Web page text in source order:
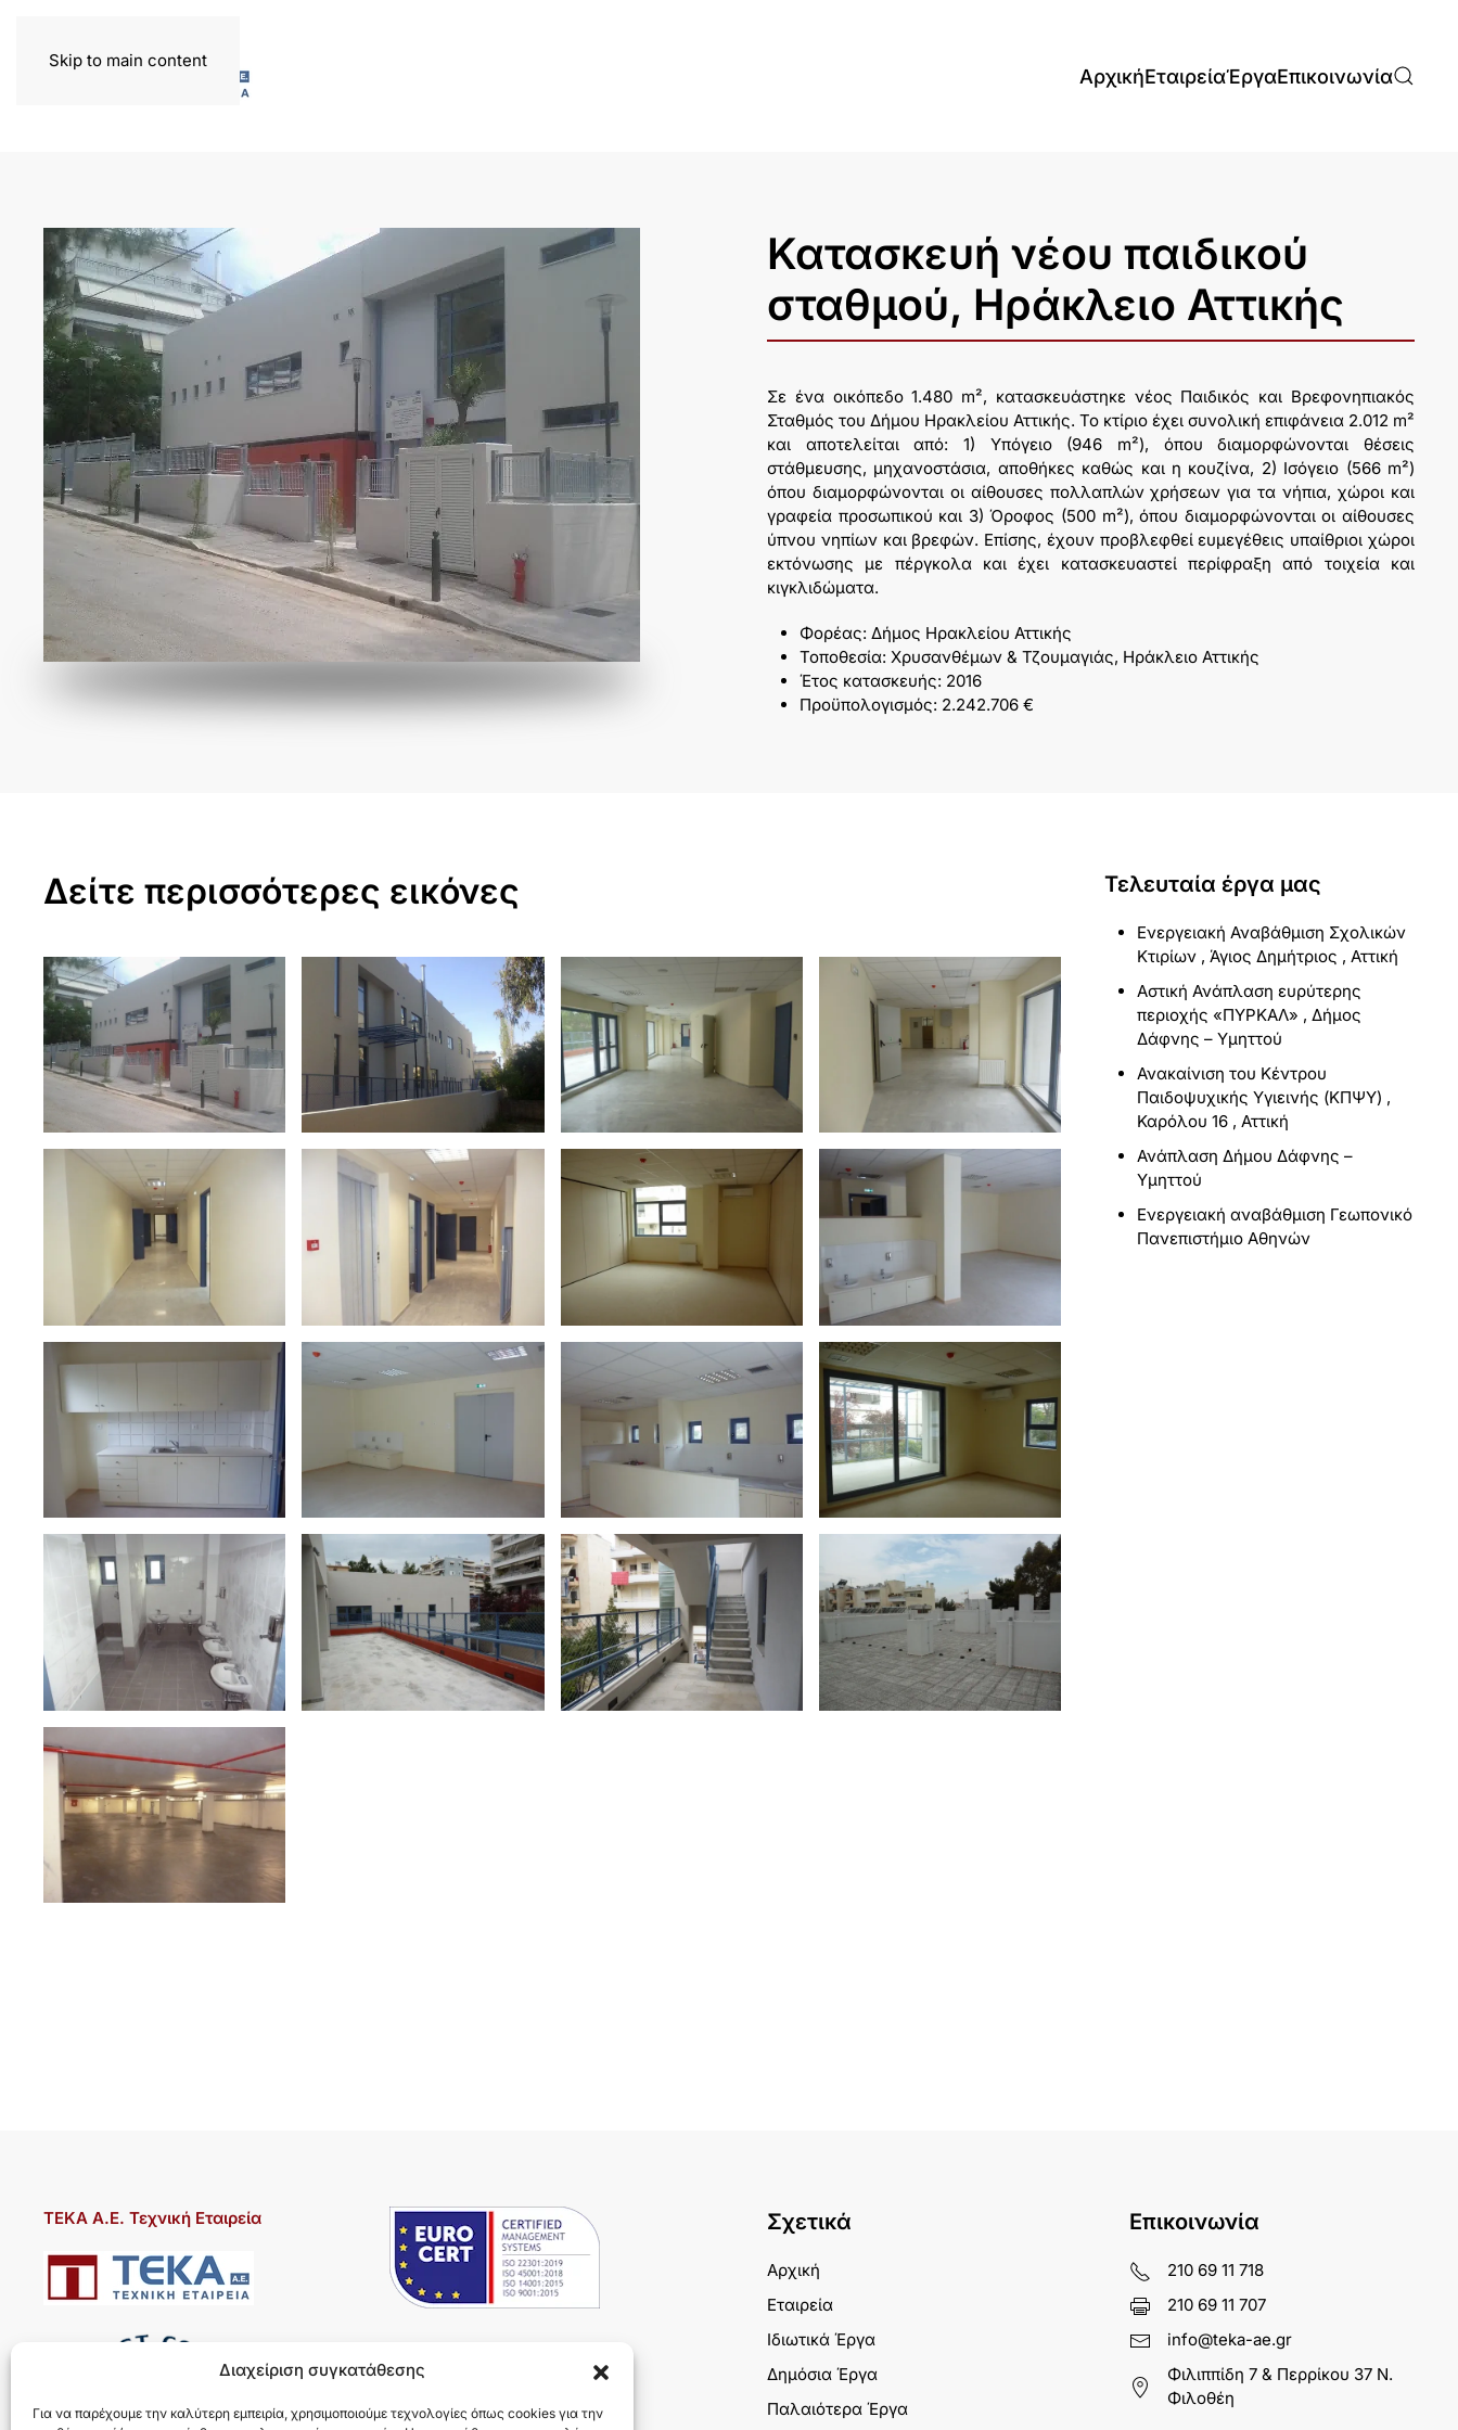
Διαχείριση συγκατάθεσης
Για να παρέχουμε την καλύτερη εμπειρία, χρησιμοποιούμε τεχνολογίες όπως cookies για την
Skip to main content
ΑρχικήΕταιρείαΈργαΕπικοινωνία
Κατασκευή νέου παιδικού
σταθμού, Ηράκλειο Αττικής
Σε ένα οικόπεδο 1.480 m², κατασκευάστηκε νέος Παιδικός και Βρεφονηπιακός
Σταθμός του Δήμου Ηρακλείου Αττικής. Το κτίριο έχει συνολική επιφάνεια 2.012 m²
και αποτελείται από: 1) Υπόγειο (946 m²), όπου διαμορφώνονται θέσεις
στάθμευσης, μηχανοστάσια, αποθήκες καθώς και η κουζίνα, 2) Ισόγειο (566 m²)
όπου διαμορφώνονται οι αίθουσες πολλαπλών χρήσεων για τα νήπια, χώροι και
γραφεία προσωπικού και 3) Όροφος (500 m²), όπου διαμορφώνονται οι αίθουσες
ύπνου νηπίων και βρεφών. Επίσης, έχουν προβλεφθεί ευμεγέθεις υπαίθριοι χώροι
εκτόνωσης με πέργκολα και έχει κατασκευαστεί περίφραξη από τοιχεία και
κιγκλιδώματα.
Φορέας: Δήμος Ηρακλείου Αττικής
Τοποθεσία: Χρυσανθέμων & Τζουμαγιάς, Ηράκλειο Αττικής
Έτος κατασκευής: 2016
Προϋπολογισμός: 2.242.706 €
Δείτε περισσότερες εικόνες Τελευταία έργα μας
Ενεργειακή Αναβάθμιση Σχολικών
Κτιρίων , Άγιος Δημήτριος , Αττική
Αστική Ανάπλαση ευρύτερης
περιοχής «ΠΥΡΚΑΛ» , Δήμος
Δάφνης – Υμηττού
Ανακαίνιση του Κέντρου
Παιδοψυχικής Υγιεινής (ΚΠΨΥ) ,
Καρόλου 16 , Αττική
Ανάπλαση Δήμου Δάφνης –
Υμηττού
Ενεργειακή αναβάθμιση Γεωπονικό
Πανεπιστήμιο Αθηνών
ΤΕΚΑ Α.Ε. Τεχνική Εταιρεία Σχετικά
Αρχική
Εταιρεία
Ιδιωτικά Έργα
Δημόσια Έργα
Παλαιότερα Έργα
Επικοινωνία
210 69 11 718
210 69 11 707
info@teka-ae.gr
Φιλιππίδη 7 & Περρίκου 37 Ν.
Φιλοθέη